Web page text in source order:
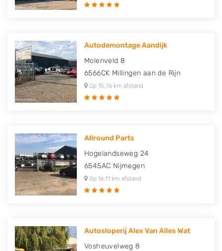
Autodemontage Aandijk
Molenveld 8
6566CK Millingen aan de Rijn
Op 15,76 km afstand
Allround Parts
Hogelandseweg 24
6545AC Nijmegen
Op 16,11 km afstand
Autosloperij Alex Van Alles Wat
Vosheuvelweg 8